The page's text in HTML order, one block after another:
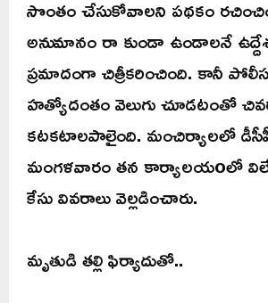
సొంతం చేసుకోవాలని పథకం
అనుమానం రా కుండా ఉండాలనే
ప్రమాదంగా చిత్రీకరించింది. కానీ
హత్యోదంతం వెలుగు చూడటంతో
కటకటాలపాలైంది. మంచిర్యాలలో
మంగళవారం తన కార్యాలయoలో
కేసు వివరాలు వెల్లడించారు.
మృతుడి తల్లి ఫిర్యాదుతో..